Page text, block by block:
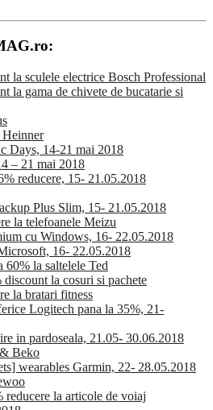
la sculele electrice Bosch Professional
la gama de chivete de bucatarie si
Heinner
Days, 14-21 mai 2018
– 21 mai 2018
reducere, 15- 21.05.2018
Plus Slim, 15- 21.05.2018
la telefoanele Meizu
cu Windows, 16- 22.05.2018
16- 22.05.2018
60% la saltelele Ted
la cosuri si pachete
la bratari fitness
Logitech pana la 35%, 21-
in pardoseala, 21.05- 30.06.2018
Beko
wearables Garmin, 22- 28.05.2018
reducere la articole de voiaj